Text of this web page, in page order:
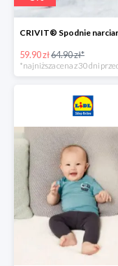
59.90 zł64.90 zł*